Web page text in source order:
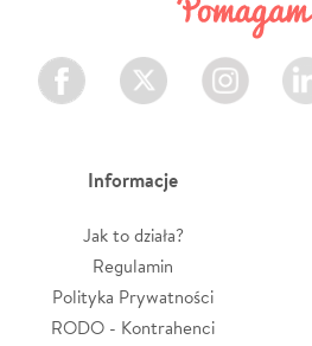
Facebook Twitter Instagram
Informacje
Jak to działa?
Regulamin
Polityka Prywatności
RODO - Kontrahenci